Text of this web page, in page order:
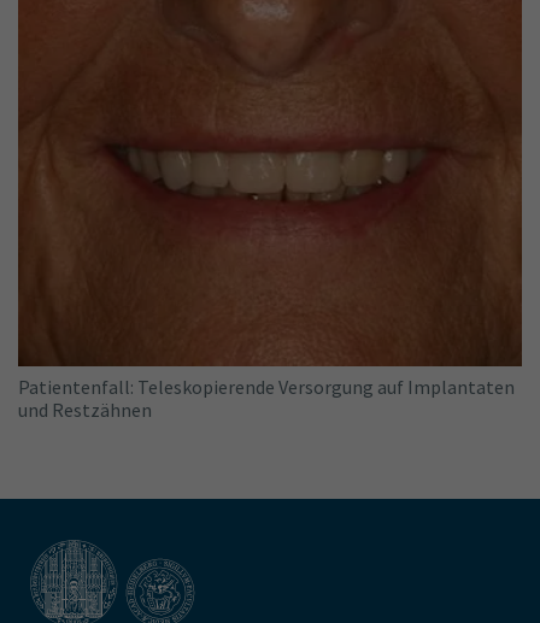
Patientenfall: Teleskopierende Versorgung auf Implantaten
und Restzähnen